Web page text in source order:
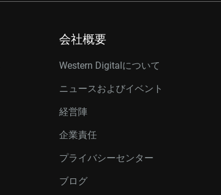
会社概要
Western Digitalについて
ニュースおよびイベント
経営陣
企業責任
プライバシーセンター
ブログ